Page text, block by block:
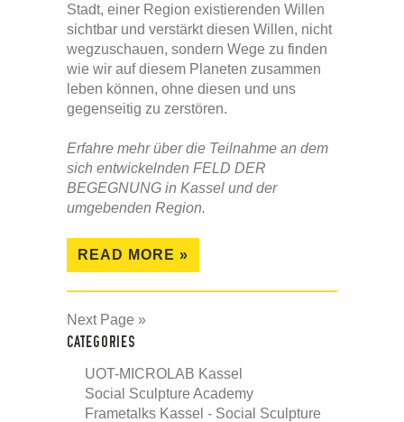
Stadt, einer Region existierenden Willen
sichtbar und verstärkt diesen Willen, nicht
wegzuschauen, sondern Wege zu finden
wie wir auf diesem Planeten zusammen
leben können, ohne diesen und uns
gegenseitig zu zerstören.
Erfahre mehr über die Teilnahme an dem
sich entwickelnden FELD DER
BEGEGNUNG in Kassel und der
umgebenden Region.
READ MORE »
Next Page »
CATEGORIES
UOT-MICROLAB Kassel
Social Sculpture Academy
Frametalks Kassel - Social Sculpture